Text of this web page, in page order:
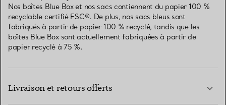
Nos boîtes Blue Box et nos sacs contiennent du papier 100 %
recyclable certifié FSC®. De plus, nos sacs bleus sont
fabriqués à partir de papier 100 % recyclé, tandis que les
boîtes Blue Box sont actuellement fabriquées à partir de
papier recyclé à 75 %.
Livraison et retours offerts